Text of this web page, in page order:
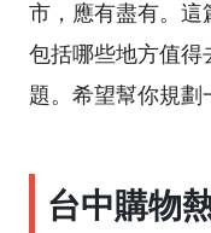
市，應有盡有。這
包括哪些地方值得
題。希望幫你規劃
台中購物